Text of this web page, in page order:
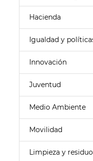
Hacienda
Igualdad y
Innovación
Juventud
Medio Ambiente
Movilidad
Limpieza y